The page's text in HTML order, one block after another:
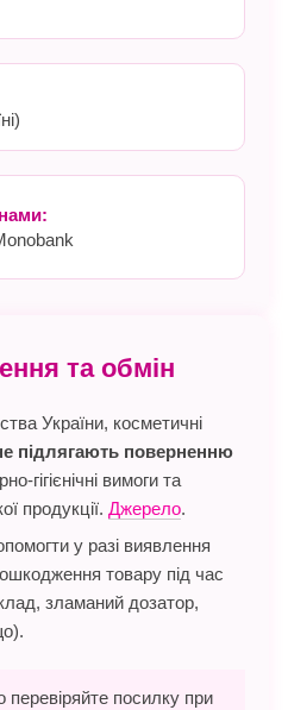
та обмін
України, косметичні
підлягають поверненню
гігієнічні вимоги та
продукції. Джерело.
у разі виявлення
товару під час
зламаний дозатор,
посилку при